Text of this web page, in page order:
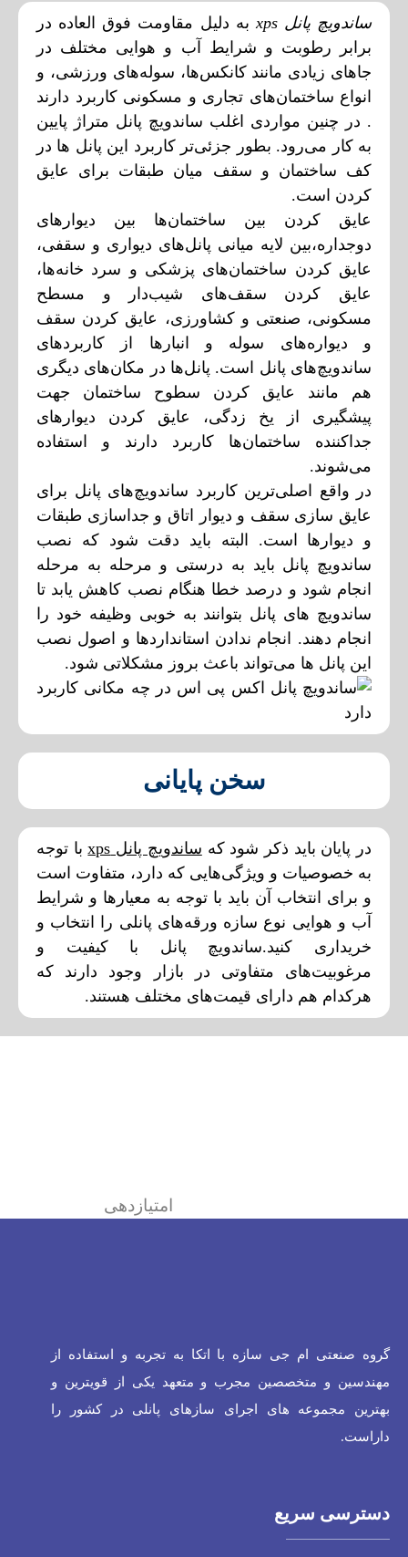
ساندویچ پانل xps
به دلیل مقاومت فوق العاده در
برابر رطوبت و شرایط آب و هوایی مختلف در
جاهای زیادی مانند کانکس‌ها، سوله‌های ورزشی، و
انواع ساختمان‌های تجاری و مسکونی کاربرد دارند
. در چنین مواردی اغلب ساندویچ پانل متراژ پایین
به کار می‌رود. بطور جزئی‌تر کاربرد این پانل ها در
کف ساختمان و سقف میان طبقات برای عایق
کردن است.
عایق کردن بین ساختمان‌ها بین دیوارهای
دوجداره،بین لایه میانی پانل‌های دیواری و سقفی،
عایق کردن ساختمان‌های پزشکی و سرد خانه‌ها،
عایق کردن سقف‌های شیب‌دار و مسطح
مسکونی، صنعتی و کشاورزی، عایق کردن سقف
و دیواره‌های سوله و انبارها از کاربردهای
ساندویچ‌های پانل است. پانل‌ها در مکان‌های دیگری
هم مانند عایق کردن سطوح ساختمان جهت
پیشگیری از یخ زدگی، عایق کردن دیوارهای
جداکننده ساختمان‌ها کاربرد دارند و استفاده
می‌شوند.
در واقع اصلی‌ترین کاربرد ساندویچ‌های پانل برای
عایق سازی سقف و دیوار اتاق و جداسازی طبقات
و دیوارها است. البته باید دقت شود که نصب
ساندویچ پانل باید به درستی و مرحله به مرحله
انجام شود و درصد خطا هنگام نصب کاهش یابد تا
ساندویچ های پانل بتوانند به خوبی وظیفه خود را
انجام دهند. انجام ندادن استانداردها و اصول نصب
این پانل ها می‌تواند باعث بروز مشکلاتی شود.
سخن پایانی
در پایان باید ذکر شود که ساندویچ‌ پانل xps
با توجه
به خصوصیات و ویژگی‌هایی که دارد، متفاوت است
و برای انتخاب آن‌ باید با توجه به معیار‌ها و شرایط
آب و هوایی نوع سازه ورقه‌های پانلی را انتخاب و
خریداری کنید.ساندویچ پانل با کیفیت و
مرغوبیت‌های متفاوتی در بازار وجود دارند که
هرکدام هم دارای قیمت‌های مختلف هستند.
امتیازدهی
گروه صنعتی ام جی سازه با اتکا به تجربه و استفاده از
مهندسین و متخصصین مجرب و متعهد یکی از قویترین و
بهترین مجموعه های اجرای سازهای پانلی در کشور را
داراست.
دسترسی سریع